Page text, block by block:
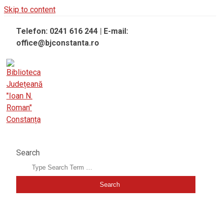
Skip to content
Telefon: 0241 616 244 | E-mail:
office@bjconstanta.ro
Search